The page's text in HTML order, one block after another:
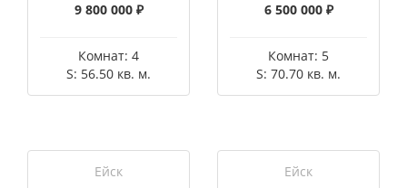
9 800 000 ₽
Комнат: 4
S: 56.50 кв. м.
6 500 000 ₽
Комнат: 5
S: 70.70 кв. м.
Ейск Ейск